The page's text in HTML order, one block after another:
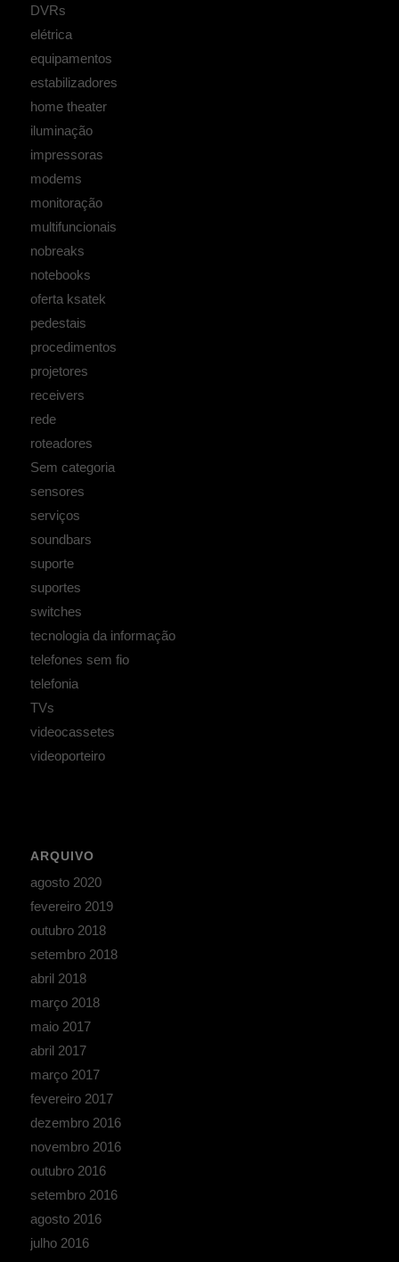
DVRs
elétrica
equipamentos
estabilizadores
home theater
iluminação
impressoras
modems
monitoração
multifuncionais
nobreaks
notebooks
oferta ksatek
pedestais
procedimentos
projetores
receivers
rede
roteadores
Sem categoria
sensores
serviços
soundbars
suporte
suportes
switches
tecnologia da informação
telefones sem fio
telefonia
TVs
videocassetes
videoporteiro
ARQUIVO
agosto 2020
fevereiro 2019
outubro 2018
setembro 2018
abril 2018
março 2018
maio 2017
abril 2017
março 2017
fevereiro 2017
dezembro 2016
novembro 2016
outubro 2016
setembro 2016
agosto 2016
julho 2016